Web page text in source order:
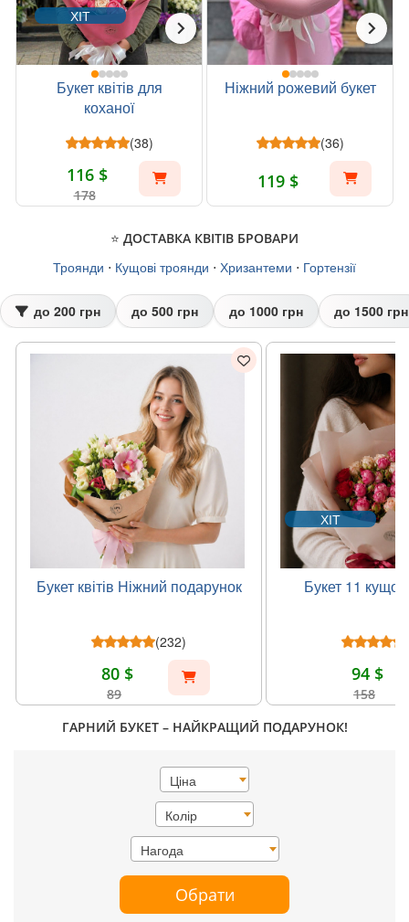
ХІТ
Букет квітів для
коханої
(38)
116 $
178
Ніжний рожевий букет
(36)
119 $
⭐ ДОСТАВКА КВІТІВ БРОВАРИ
Троянди ⋅ Кущові троянди ⋅ Хризантеми ⋅ Гортензії
до 200 грн до 500 грн до 1000 грн до 1500 грн
Букет квітів Ніжний подарунок
(232)
80 $
89
ХІТ
Букет 11
94 $
158
ГАРНИЙ БУКЕТ – НАЙКРАЩИЙ ПОДАРУНОК!
Ціна
Колір
Нагода
Обрати